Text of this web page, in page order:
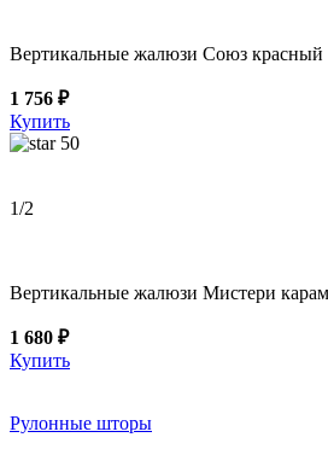
Вертикальные жалюзи Союз красный
1 756 ₽
Купить
50
1/2
Вертикальные жалюзи Мистери
1 680 ₽
Купить
Рулонные шторы